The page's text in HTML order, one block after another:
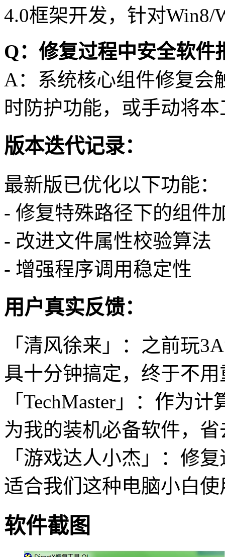
4.0框架开发，针对Win8/
Q：修复过程中安全软件
A：系统核心组件修复会
时防护功能，或手动将
版本迭代记录：
最新版已优化以下功能：
- 修复特殊路径下的组件
- 改进文件属性校验算法
- 增强程序调用稳定性
用户真实反馈：
「清风徐来」：之前玩
具十分钟搞定，终于不
「TechMaster」：作为
为我的装机必备软件，
「游戏达人小杰」：修
适合我们这种电脑小白使
软件截图